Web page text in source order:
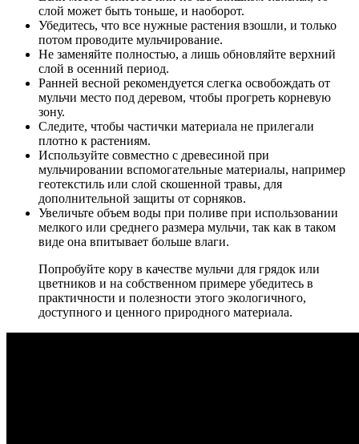
слой может быть тоньше, и наоборот.
Убедитесь, что все нужные растения взошли, и только
потом проводите мульчирование.
Не заменяйте полностью, а лишь обновляйте верхний
слой в осенний период.
Ранней весной рекомендуется слегка освобождать от
мульчи место под деревом, чтобы прогреть корневую
зону.
Следите, чтобы частички материала не прилегали
плотно к растениям.
Используйте совместно с древесиной при
мульчировании вспомогательные материалы, например
геотекстиль или слой скошенной травы, для
дополнительной защиты от сорняков.
Увеличьте объем воды при поливе при использовании
мелкого или среднего размера мульчи, так как в таком
виде она впитывает больше влаги.
Попробуйте кору в качестве мульчи для грядок или
цветников и на собственном примере убедитесь в
практичности и полезности этого экологичного,
доступного и ценного природного материала.